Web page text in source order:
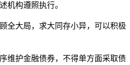
机构遵照执行。
全大局，求大同存小异，可以积极
维护金融债券，不得单方面采取债